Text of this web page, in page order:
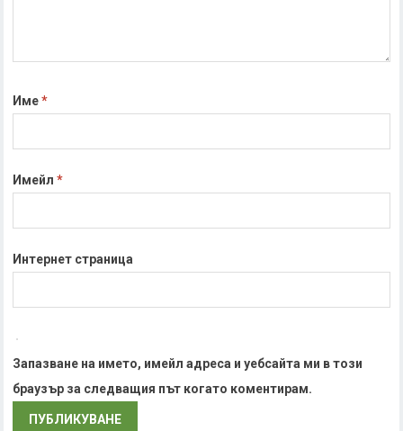
Име*
Имейл*
Интернет страница
Запазване на името, имейл адреса и уебсайта ми в този
браузър за следващия път когато коментирам.